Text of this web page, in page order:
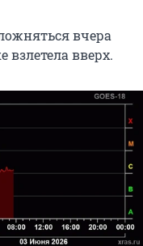
вчера
вверх.